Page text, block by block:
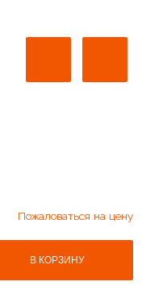
Пожаловаться на цену
В КОРЗИНУ